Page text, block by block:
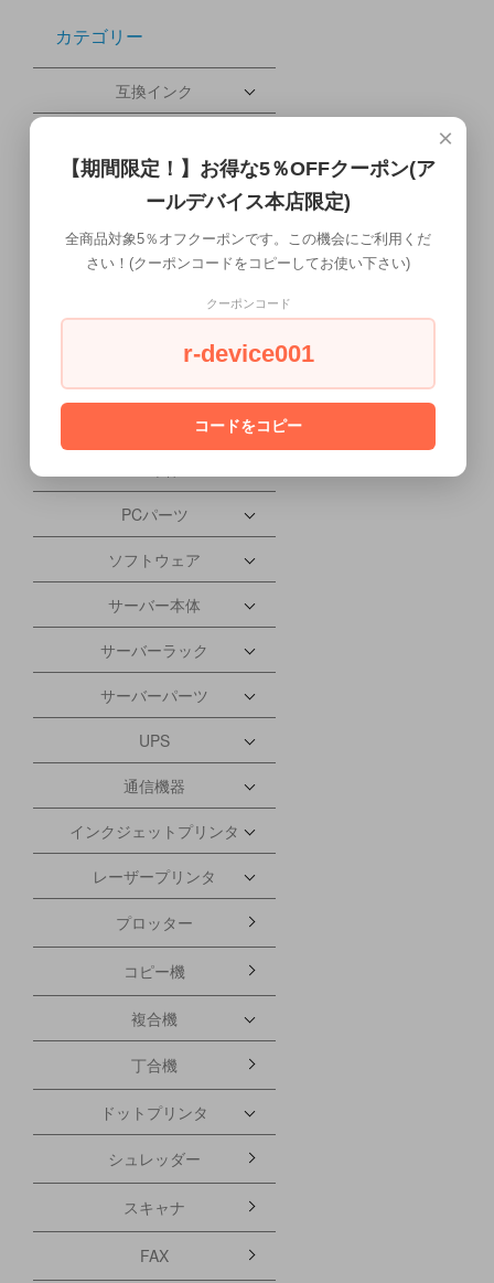
カテゴリー
互換インク
ブレードサーバー
携帯電話・タブレット
配送について
ワークステーション本体
PCパーツ
ソフトウェア
サーバー本体
サーバーラック
サーバーパーツ
UPS
通信機器
インクジェットプリンタ
レーザープリンタ
プロッター
コピー機
複合機
丁合機
ドットプリンタ
シュレッダー
スキャナ
FAX
×
【期間限定！】お得な5％OFFクーポン(ア
ールデバイス本店限定)
全商品対象5％オフクーポンです。この機会にご利用くだ
さい！(クーポンコードをコピーしてお使い下さい)
クーポンコード
r-device001
コードをコピー